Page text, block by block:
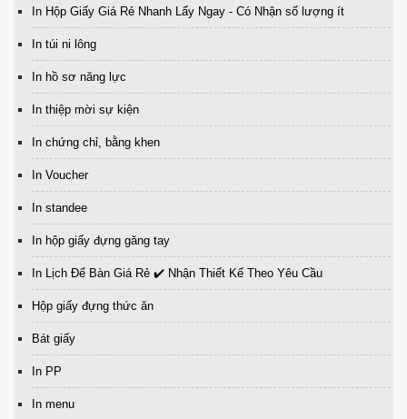
In Hộp Giấy Giá Rẻ Nhanh Lấy Ngay - Có Nhận số lượng ít
In túi ni lông
In hồ sơ năng lực
In thiệp mời sự kiện
In chứng chỉ, bằng khen
In Voucher
In standee
In hộp giấy đựng găng tay
In Lịch Để Bàn Giá Rẻ ✔️ Nhận Thiết Kế Theo Yêu Cầu
Hộp giấy đựng thức ăn
Bát giấy
In PP
In menu